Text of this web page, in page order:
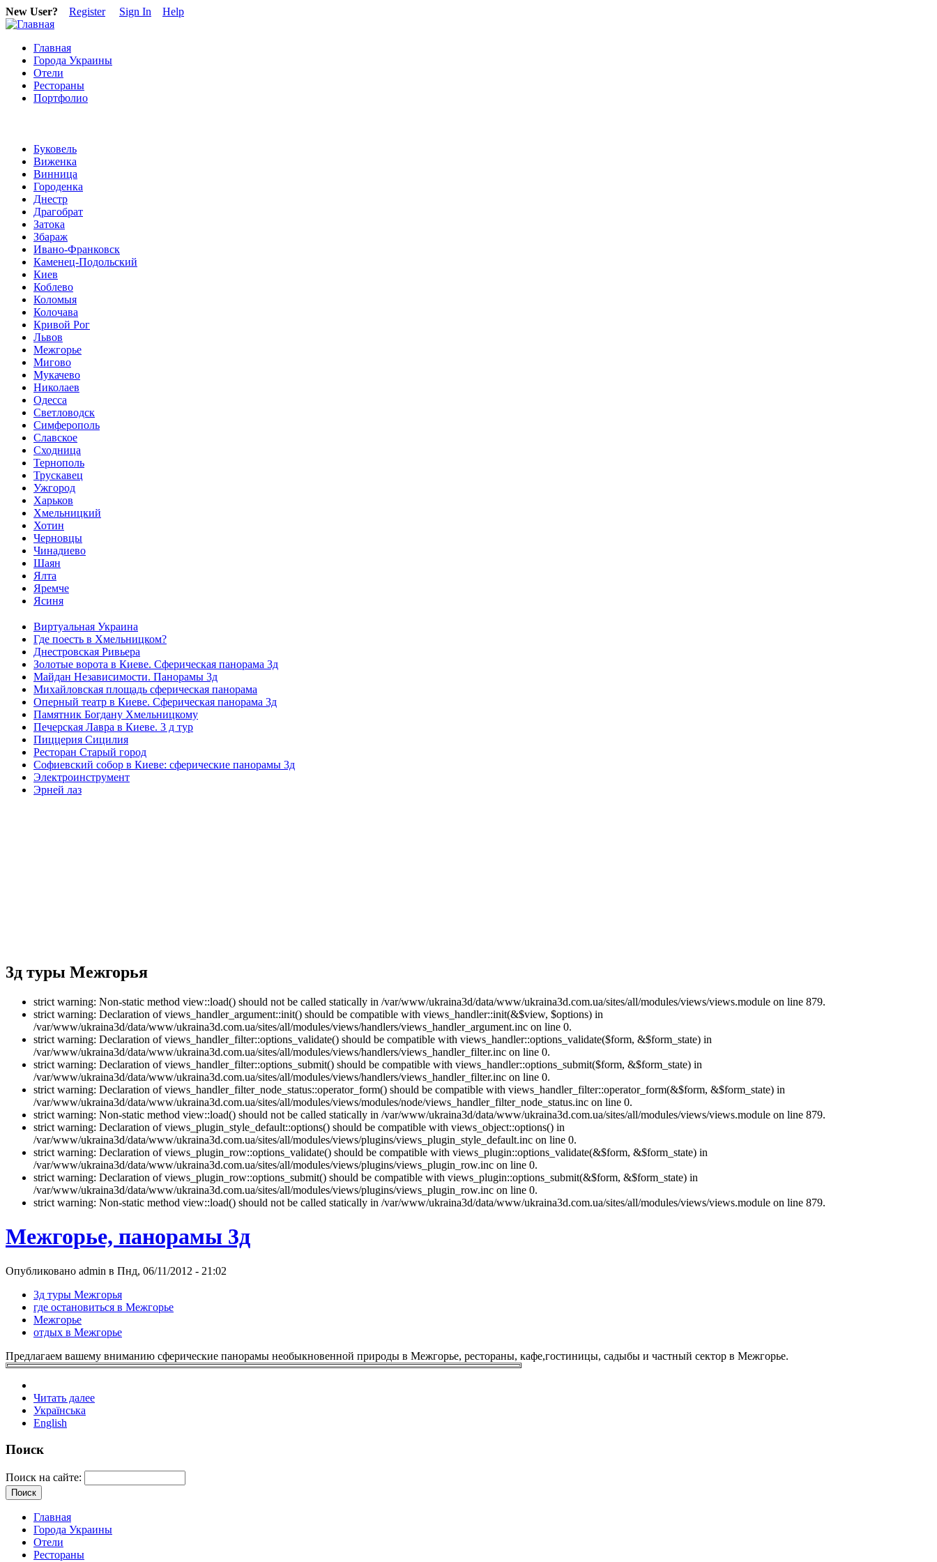
New User? Register Sign In Help
Главная
Города Украины
Отели
Рестораны
Портфолио
Буковель
Виженка
Винница
Городенка
Днестр
Драгобрат
Затока
Збараж
Ивано-Франковск
Каменец-Подольский
Киев
Коблево
Коломыя
Колочава
Кривой Рог
Львов
Межгорье
Мигово
Мукачево
Николаев
Одесса
Светловодск
Симферополь
Славское
Сходница
Тернополь
Трускавец
Ужгород
Харьков
Хмельницкий
Хотин
Черновцы
Чинадиево
Шаян
Ялта
Яремче
Ясиня
Виртуальная Украина
Где поесть в Хмельницком?
Днестровская Ривьера
Золотые ворота в Киеве. Сферическая панорама 3д
Майдан Независимости. Панорамы 3д
Михайловская площадь сферическая панорама
Оперный театр в Киеве. Сферическая панорама 3д
Памятник Богдану Хмельницкому
Печерская Лавра в Киеве. 3 д тур
Пиццерия Сицилия
Ресторан Старый город
Софиевский собор в Киеве: сферические панорамы 3д
Электроинструмент
Эрней лаз
3д туры Межгорья
strict warning: Non-static method view::load() should not be called statically in /var/www/ukraina3d/data/www/ukraina3d.com.ua/sites/all/modules/views/views.module on line 879.
strict warning: Declaration of views_handler_argument::init() should be compatible with views_handler::init(&$view, $options) in
/var/www/ukraina3d/data/www/ukraina3d.com.ua/sites/all/modules/views/handlers/views_handler_argument.inc on line 0.
strict warning: Declaration of views_handler_filter::options_validate() should be compatible with views_handler::options_validate($form, &$form_state) in
/var/www/ukraina3d/data/www/ukraina3d.com.ua/sites/all/modules/views/handlers/views_handler_filter.inc on line 0.
strict warning: Declaration of views_handler_filter::options_submit() should be compatible with views_handler::options_submit($form, &$form_state) in
/var/www/ukraina3d/data/www/ukraina3d.com.ua/sites/all/modules/views/handlers/views_handler_filter.inc on line 0.
strict warning: Declaration of views_handler_filter_node_status::operator_form() should be compatible with views_handler_filter::operator_form(&$form, &$form_state) in
/var/www/ukraina3d/data/www/ukraina3d.com.ua/sites/all/modules/views/modules/node/views_handler_filter_node_status.inc on line 0.
strict warning: Non-static method view::load() should not be called statically in /var/www/ukraina3d/data/www/ukraina3d.com.ua/sites/all/modules/views/views.module on line 879.
strict warning: Declaration of views_plugin_style_default::options() should be compatible with views_object::options() in
/var/www/ukraina3d/data/www/ukraina3d.com.ua/sites/all/modules/views/plugins/views_plugin_style_default.inc on line 0.
strict warning: Declaration of views_plugin_row::options_validate() should be compatible with views_plugin::options_validate(&$form, &$form_state) in
/var/www/ukraina3d/data/www/ukraina3d.com.ua/sites/all/modules/views/plugins/views_plugin_row.inc on line 0.
strict warning: Declaration of views_plugin_row::options_submit() should be compatible with views_plugin::options_submit(&$form, &$form_state) in
/var/www/ukraina3d/data/www/ukraina3d.com.ua/sites/all/modules/views/plugins/views_plugin_row.inc on line 0.
strict warning: Non-static method view::load() should not be called statically in /var/www/ukraina3d/data/www/ukraina3d.com.ua/sites/all/modules/views/views.module on line 879.
Межгорье, панорамы 3д
Опубликовано admin в Пнд, 06/11/2012 - 21:02
3д туры Межгорья
где остановиться в Межгорье
Межгорье
отдых в Межгорье
Предлагаем вашему вниманию сферические панорамы необыкновенной природы в Межгорье, рестораны, кафе,гостиницы, садыбы и частный сектор в Межгорье.
Читать далее
Українська
English
Поиск
Поиск на сайте:
Главная
Города Украины
Отели
Рестораны